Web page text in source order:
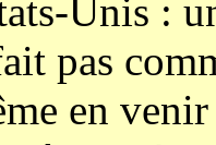
Unis :
pas
en